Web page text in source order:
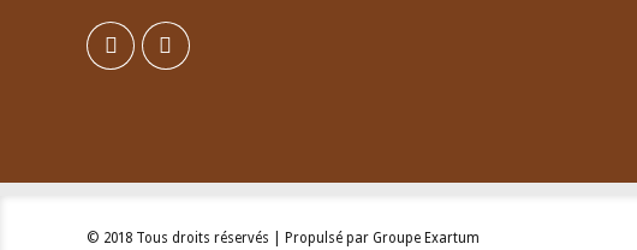
© 2018 Tous droits réservés | Propulsé par Groupe Exartum